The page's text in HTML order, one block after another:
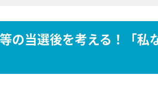
の当選後を考える！「私